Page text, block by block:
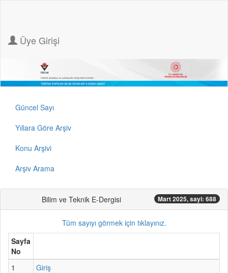
Üye Girişi
Güncel Sayı
Yıllara Göre Arşiv
Konu Arşivi
Arşiv Arama
Bilim ve Teknik E-Dergisi Mart 2025, sayi: 688
Tüm sayıyı görmek için tıklayınız.
Sayfa
No
1
Giriş